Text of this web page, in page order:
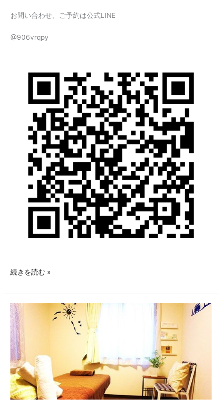
お問い合わせ、ご予約は公式LINE
@906vrqpy
続きを読む »
め
ま
い
は
ま
ず
耳
鼻
科